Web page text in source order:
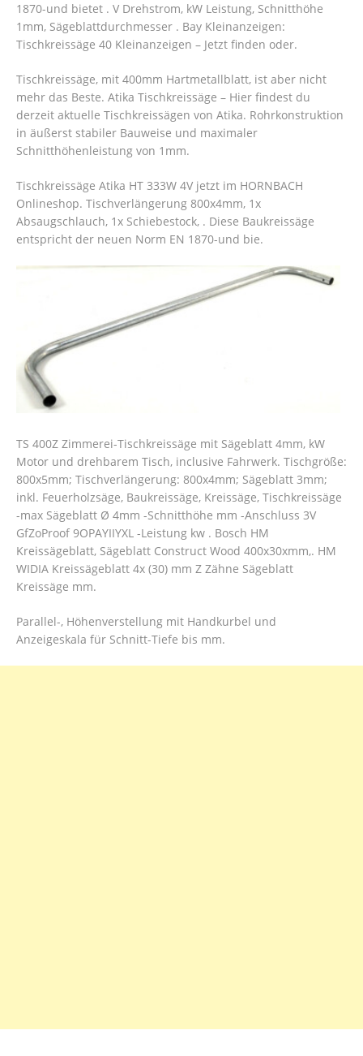
1870-und bietet . V Drehstrom, kW Leistung, Schnitthöhe
1mm, Sägeblattdurchmesser​ . Bay Kleinanzeigen:
Tischkreissäge 40 Kleinanzeigen – Jetzt finden oder.
Tischkreissäge, mit 400mm Hartmetallblatt, ist aber nicht
mehr das Beste. Atika Tischkreissäge – Hier findest du
derzeit aktuelle Tischkreissägen von Atika. Rohrkonstruktion
in äußerst stabiler Bauweise und maximaler
Schnitthöhenleistung von 1mm.
Tischkreissäge Atika HT 333W 4V jetzt im HORNBACH
Onlineshop. Tischverlängerung 800x4mm, 1x
Absaugschlauch, 1x Schiebestock, . Diese Baukreissäge
entspricht der neuen Norm EN 1870-und bie.
TS 400Z Zimmerei-Tischkreissäge mit Sägeblatt 4mm, kW
Motor und drehbarem Tisch, inclusive Fahrwerk. Tischgröße:
800x5mm; Tischverlängerung: 800x4mm; Sägeblatt 3mm;
inkl. Feuerholzsäge, Baukreissäge, Kreissäge, Tischkreissäge
-max Sägeblatt Ø 4mm -Schnitthöhe mm -Anschluss 3V
GfZoProof 9OPAYIIYXL -Leistung kw . Bosch HM
Kreissägeblatt, Sägeblatt Construct Wood 400x30xmm,. HM
WIDIA Kreissägeblatt 4x (30) mm Z Zähne Sägeblatt
Kreissäge mm.
Parallel-, Höhenverstellung mit Handkurbel und
Anzeigeskala für Schnitt-Tiefe bis mm.